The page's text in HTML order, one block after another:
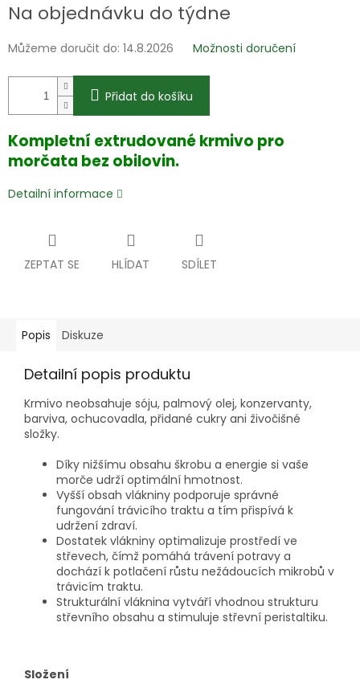
Na objednávku do týdne
Můžeme doručit do: 14.8.2026 Možnosti doručení
Přidat do košíku
Kompletní extrudované krmivo pro
morčata bez obilovin.
Detailní informace
ZEPTAT SE HLÍDAT SDÍLET
Popis Diskuze
Detailní popis produktu
Krmivo neobsahuje sóju, palmový olej, konzervanty,
barviva, ochucovadla, přidané cukry ani živočišné
složky.
Díky nižšímu obsahu škrobu a energie si vaše
morče udrží optimální hmotnost.
Vyšší obsah vlákniny podporuje správné
fungování trávicího traktu a tím přispívá k
udržení zdraví.
Dostatek vlákniny optimalizuje prostředí ve
střevech, čímž pomáhá trávení potravy a
dochází k potlačení růstu nežádoucích mikrobů v
trávicím traktu.
Strukturální vláknina vytváří vhodnou strukturu
střevního obsahu a stimuluje střevní peristaltiku.
Složení